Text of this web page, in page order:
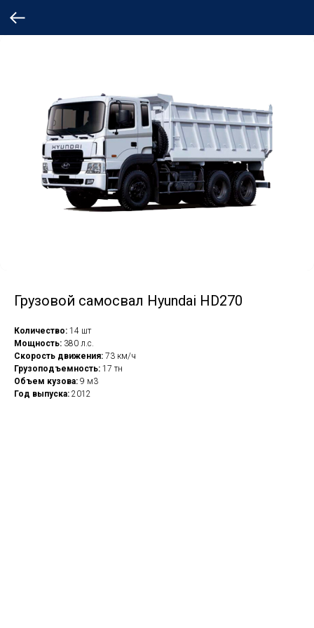
Грузовой самосвал Hyundai HD270
Количество: 14 шт
Мощность: 380 л.с.
Скорость движения: 73 км/ч
Грузоподъемность: 17 тн
Объем кузова: 9 м3
Год выпуска: 2012